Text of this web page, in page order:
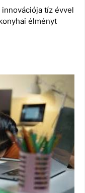
tíz évvel
élményt